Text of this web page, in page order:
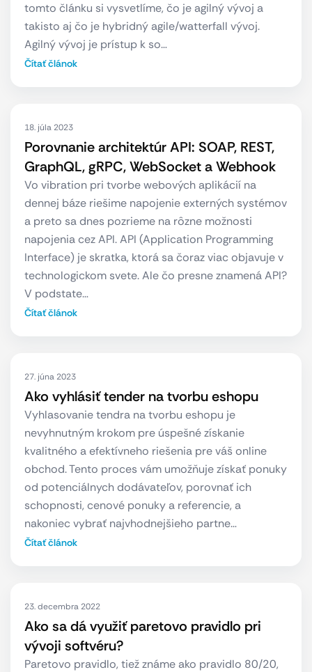
tomto článku si vysvetlíme, čo je agilný vývoj a
takisto aj čo je hybridný agile/watterfall vývoj.
Agilný vývoj je prístup k so…
Čítať článok
18. júla 2023
Porovnanie architektúr API: SOAP, REST,
GraphQL, gRPC, WebSocket a Webhook
Vo vibration pri tvorbe webových aplikácií na
dennej báze riešime napojenie externých systémov
a preto sa dnes pozrieme na rôzne možnosti
napojenia cez API. API (Application Programming
Interface) je skratka, ktorá sa čoraz viac objavuje v
technologickom svete. Ale čo presne znamená API?
V podstate…
Čítať článok
27. júna 2023
Ako vyhlásiť tender na tvorbu eshopu
Vyhlasovanie tendra na tvorbu eshopu je
nevyhnutným krokom pre úspešné získanie
kvalitného a efektívneho riešenia pre váš online
obchod. Tento proces vám umožňuje získať ponuky
od potenciálnych dodávateľov, porovnať ich
schopnosti, cenové ponuky a referencie, a
nakoniec vybrať najvhodnejšieho partne…
Čítať článok
23. decembra 2022
Ako sa dá využiť paretovo pravidlo pri
vývoji softvéru?
Paretovo pravidlo, tiež známe ako pravidlo 80/20,